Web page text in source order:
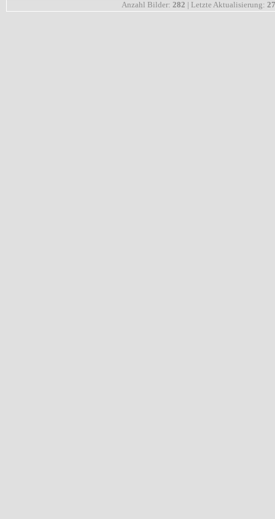
Anzahl Bilder: 282 | Letzte Aktualisierung: